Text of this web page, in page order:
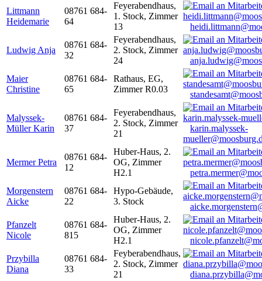
Littmann
Heidemarie
08761 684-
64
Feyerabendhaus,
1. Stock, Zimmer
13
Ludwig Anja
08761 684-
32
Feyerabendhaus,
2. Stock, Zimmer
24
Maier
Christine
08761 684-
65
Rathaus, EG,
Zimmer R0.03
Malyssek-
Müller Karin
08761 684-
37
Feyerabendhaus,
2. Stock, Zimmer
21
karin.malyssek-
Mermer Petra
08761 684-
12
Huber-Haus, 2.
OG, Zimmer
H2.1
Morgenstern
Aicke
08761 684-
22
Hypo-Gebäude,
3. Stock
Pfanzelt
Nicole
08761 684-
815
Huber-Haus, 2.
OG, Zimmer
H2.1
Przybilla
Diana
08761 684-
33
Feyberabendhaus,
2. Stock, Zimmer
21